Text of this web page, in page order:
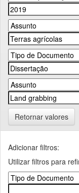
Retornar valores
Adicionar filtros:
Utilizar filtros para